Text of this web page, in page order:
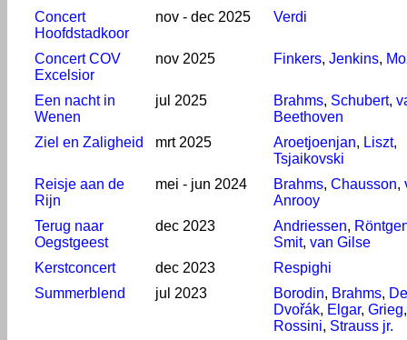
Concert
Hoofdstadkoor
nov - dec 2025 Verdi
Concert COV
Excelsior
nov 2025 Finkers, Jenkins,
Een nacht in
Wenen
jul 2025 Brahms, Schubert,
Beethoven
Ziel en Zaligheid
mrt 2025 Aroetjoenjan, Liszt,
Tsjaikovski
Reisje aan de
Rijn
mei - jun 2024 Brahms, Chausson,
Anrooy
Terug naar
Oegstgeest
dec 2023 Andriessen,
Smit, van Gilse
Kerstconcert
dec 2023
Respighi
Summerblend
jul 2023 Borodin, Brahms,
Dvořák, Elgar, Grieg,
Rossini, Strauss jr.